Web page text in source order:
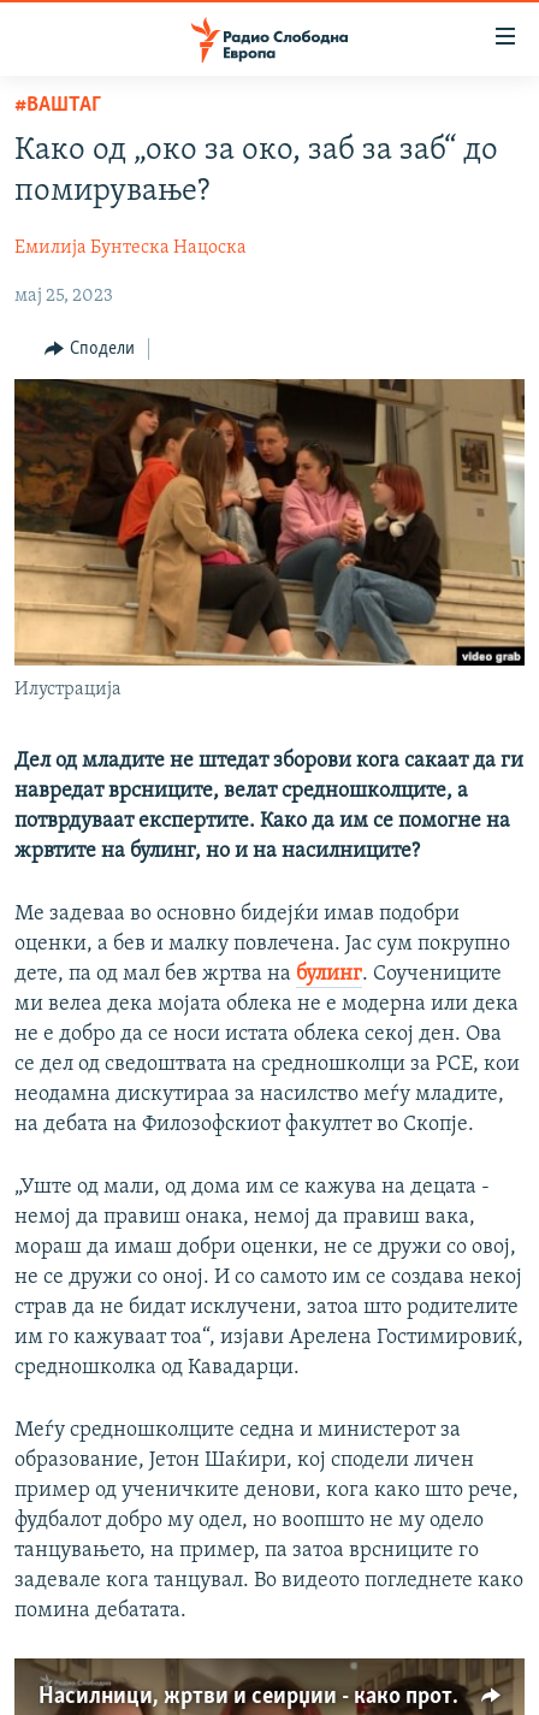
Оди
содржината
Оди
главната
Премини
ВИЗУЕЛНО
ВЕСТИ
ШТО ТРЕБА ДА ЗНАЕТЕ
ПРИЈАВИ СЕ ЗА ЊУЗЛЕТЕР
ПОДКАСТ ЗОШТО?
СЛЕДЕТЕ НЕ
РСЕ веб страници
#ВАШТАГ
Како од „око за око, заб за заб“ до
помирување?
Емилија Бунтеска Нацоска
мај 25, 2023
Сподели
Илустрација
Дел од младите не штедат зборови кога сакаат да ги
навредат врсниците, велат средношколците, а
потврдуваат експертите. Како да им се помогне на
жрвтите на булинг, но и на насилниците?
Ме задеваа во основно бидејќи имав подобри
оценки, а бев и малку повлечена. Јас сум покрупно
дете, па од мал бев жртва на булинг. Соучениците
ми велеа дека мојата облека не е модерна или дека
не е добро да се носи истата облека секој ден. Ова
се дел од сведоштвата на средношколци за РСЕ, кои
неодамна дискутираа за насилство меѓу младите,
на дебата на Филозофскиот факултет во Скопје.
„Уште од мали, од дома им се кажува на децата -
немој да правиш онака, немој да правиш вака,
мораш да имаш добри оценки, не се дружи со овој,
не се дружи со оној. И со самото им се создава некој
страв да не бидат исклучени, затоа што родителите
им го кажуваат тоа“, изјави Арелена Гостимировиќ,
средношколка од Кавадарци.
Meѓу средношколците седна и министерот за
образование, Јетон Шаќири, кој сподели личен
пример од ученичките денови, кога како што рече,
фудбалот добро му одел, но воопшто не му одело
танцувањето, на пример, па затоа врсниците го
задевале кога танцувал. Во видеото погледнете како
помина дебатата.
Насилници, жртви и сеирџии - како против насилството?